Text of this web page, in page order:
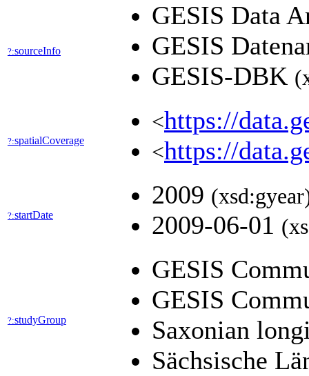
?:sourceInfo
GESIS Data
GESIS
GESIS-DBK
?:spatialCoverage
<https://
<https://
?:startDate
2009
2009-06-01
?:studyGroup
GESIS
GESIS
Saxonian
Sächsische